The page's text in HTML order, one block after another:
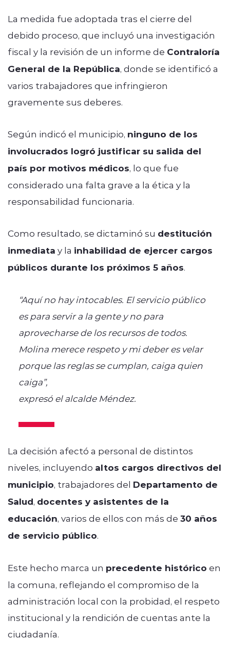
La medida fue adoptada tras el cierre del
debido proceso, que incluyó una investigación
fiscal y la revisión de un informe de Contraloría
General de la República, donde se identificó a
varios trabajadores que infringieron
gravemente sus deberes.
Según indicó el municipio, ninguno de los
involucrados logró justificar su salida del
país por motivos médicos, lo que fue
considerado una falta grave a la ética y la
responsabilidad funcionaria.
Como resultado, se dictaminó su destitución
inmediata y la inhabilidad de ejercer cargos
públicos durante los próximos 5 años.
“Aquí no hay intocables. El servicio público
es para servir a la gente y no para
aprovecharse de los recursos de todos.
Molina merece respeto y mi deber es velar
porque las reglas se cumplan, caiga quien
caiga”,
expresó el alcalde Méndez.
La decisión afectó a personal de distintos
niveles, incluyendo altos cargos directivos del
municipio, trabajadores del Departamento de
Salud, docentes y asistentes de la
educación, varios de ellos con más de 30 años
de servicio público.
Este hecho marca un precedente histórico en
la comuna, reflejando el compromiso de la
administración local con la probidad, el respeto
institucional y la rendición de cuentas ante la
ciudadanía.